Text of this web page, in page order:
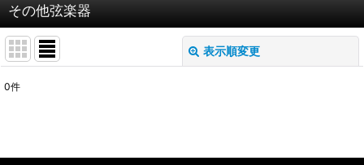
その他弦楽器
表示順変更
0件